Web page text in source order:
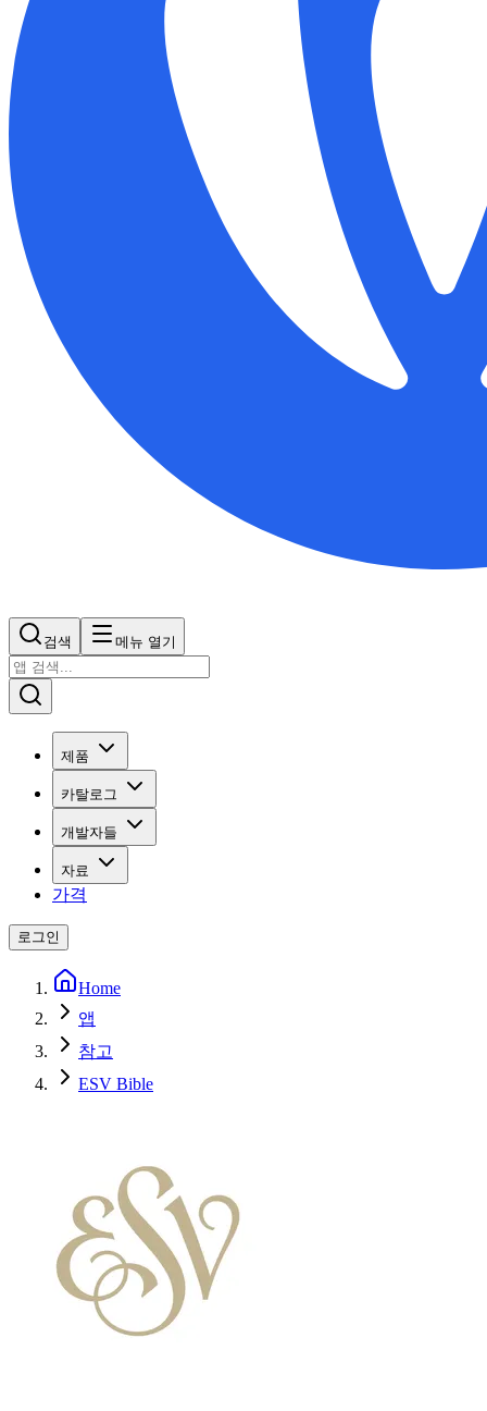
검색 메뉴 열기
제품
카탈로그
개발자들
자료
가격
로그인
Home
앱
참고
ESV Bible